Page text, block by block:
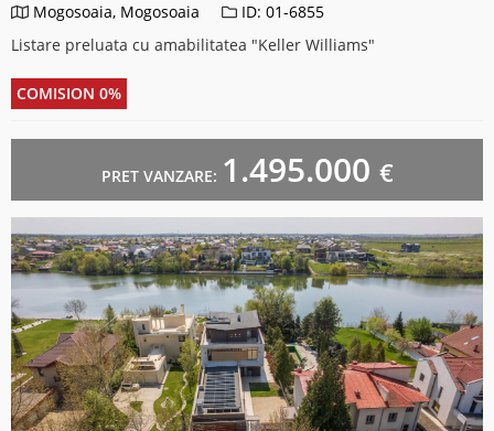
Mogosoaia, Mogosoaia
ID: 01-6855
Listare preluata cu amabilitatea "Keller Williams"
COMISION 0%
PRET VANZARE: 1.495.000 €